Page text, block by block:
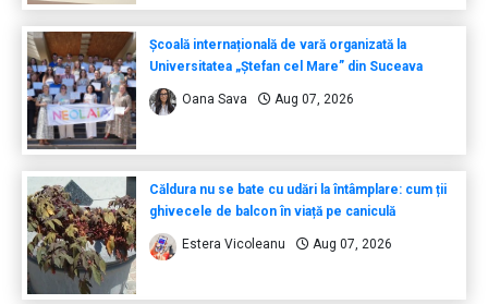
Școală internațională de vară organizată la
Universitatea „Ștefan cel Mare” din Suceava
Oana Sava Aug 07, 2026
Căldura nu se bate cu udări la întâmplare: cum ții
ghivecele de balcon în viață pe caniculă
Estera Vicoleanu Aug 07, 2026